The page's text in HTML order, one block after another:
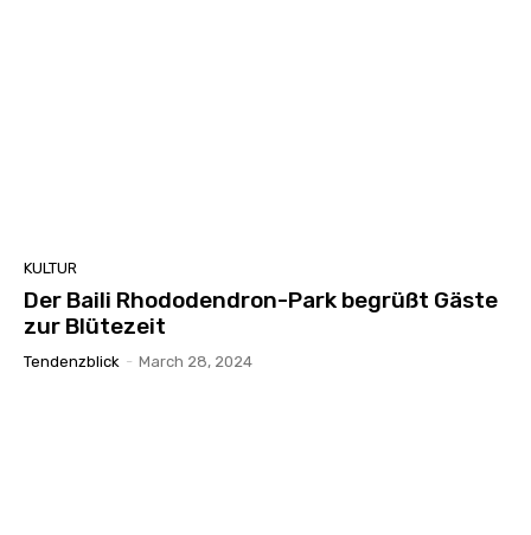
KULTUR
Der Baili Rhododendron-Park begrüßt Gäste
zur Blütezeit
Tendenzblick - March 28, 2024